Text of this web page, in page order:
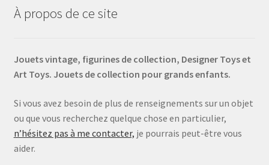
À propos de ce site
Jouets vintage, figurines de collection, Designer Toys et
Art Toys. Jouets de collection pour grands enfants.
Si vous avez besoin de plus de renseignements sur un objet
ou que vous recherchez quelque chose en particulier,
n’hésitez pas à me contacter, je pourrais peut-être vous
aider.